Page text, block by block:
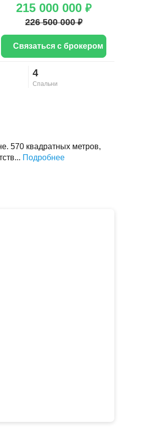
4
Спальни
570 квадратных метров,
Подробнее
215 000 000 ₽
226 500 000 ₽
Связаться с брокером